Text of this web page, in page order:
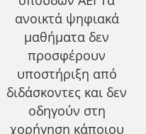
ανοικτά ψηφιακά
μαθήματα δεν
προσφέρουν
υποστήριξη από
διδάσκοντες και δεν
οδηγούν στη
χορήγηση κάποιου